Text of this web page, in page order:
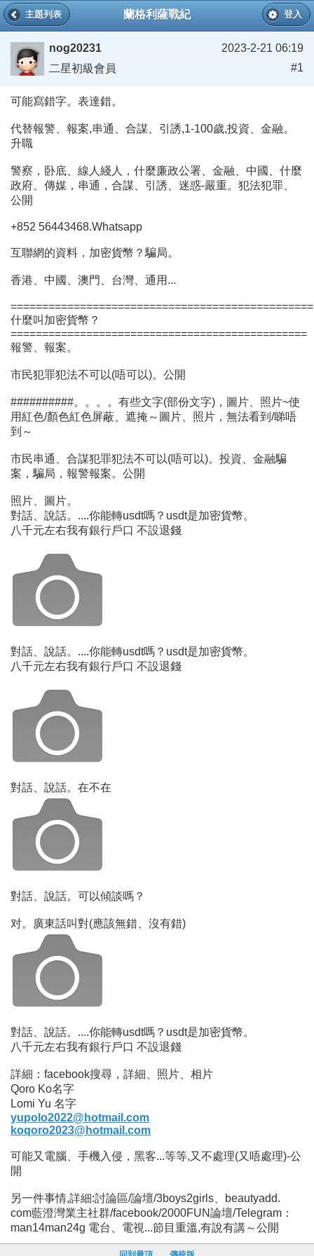
蘭格利薩戰紀
主題列表 登入
nog20231
二星初級會員
2023-2-21 06:19
#1
可能寫錯字。表達錯。
代替報警、報案,串通、合謀、引誘,1-100歲,投資、金融。
升職
警察，卧底、線人綫人，什麼廉政公署、金融、中國、什麼
政府、傳媒，串通，合謀、引誘、迷惑-嚴重。犯法犯罪、
公開
+852 56443468.Whatsapp
互聯網的資料，加密貨幣？騙局。
香港、中國、澳門、台灣、通用...
================================================
什麼叫加密貨幣？
===============================================
報警、報案。
市民犯罪犯法不可以(唔可以)。公開
##########。。。。有些文字(部份文字)，圖片、照片~使
用紅色/顏色紅色屏蔽、遮掩～圖片、照片，無法看到/睇唔
到～
市民串通、合謀犯罪犯法不可以(唔可以)。投資、金融騙
案，騙局，報警報案。公開
照片、圖片。
對話、說話。....你能轉usdt嗎？usdt是加密貨幣。
八千元左右我有銀行戶口 不設退錢
對話、說話。....你能轉usdt嗎？usdt是加密貨幣。
八千元左右我有銀行戶口 不設退錢
對話、說話。在不在
對話、說話。可以傾談嗎？
对。廣東話叫對(應該無錯、沒有錯)
對話、說話。....你能轉usdt嗎？usdt是加密貨幣。
八千元左右我有銀行戶口 不設退錢
詳細：facebook搜尋，詳細、照片、相片
Qoro Ko名字
Lomi Yu 名字
yupolo2022@hotmail.com
koqoro2023@hotmail.com
可能又電腦、手機入侵，黑客...等等,又不處理(又唔處理)-公
開
另一件事情,詳細:討論區/論壇/3boys2girls、beautyadd.
com藍澄灣業主社群/facebook/2000FUN論壇/Telegram：
man14man24g 電台、電視...節目重溫,有說有講～公開